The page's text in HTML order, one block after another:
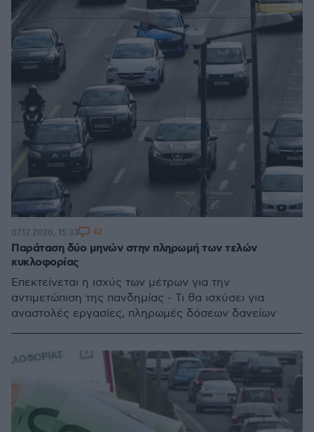
Παράταση δύο μηνών στην πληρωμή των τελών
κυκλοφορίας
Επεκτείνεται η ισχύς των μέτρων για την
αντιμετώπιση της πανδημίας - Τι θα ισχύσει για
αναστολές εργασίες, πληρωμές δόσεων δανείων
07.12.2020, 15:33 42